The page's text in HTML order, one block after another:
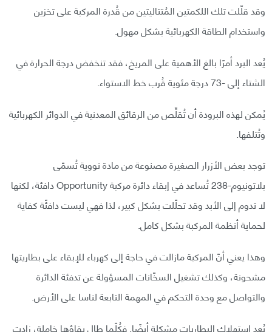
وقد قلّلت تلك اللكمتين المُتتاليتين من قُدرة المركبة على تخزين
واستخدام الطاقة الكهربائية بشكل مهول.
يُعد البرد أمرًا بالغ الأهمية على المريخ، فقد تنخفض درجة الحرارة في
الشتاء إلى -73 درجة مئوية قُرب خط الاستواء.
يُمكن لهذه البرودة أن تُقلِّص من الرقائق المعدنية في الدوائر الكهربائية
وتُتلفها.
توجد بعض الأزرار الصغيرة مصنوعة من مادة نووية تُسمّى
بلاتونيوم-238 تُساعد في إبقاء دائرة مركبة Opportunity دافئة، لكنها
لا تدوم إلى الأبد وقد تحلّلت بشكل كبير، لذا فهي ليست دافئًة كفاية
لحماية أنظمة المركبة بشكل كامل.
وهذا يعني أنّ المركبة مازالت في حاجة إلى كهرباء للإبقاء على بطاريتها
مشحونة، وكذلك تشغيل السخّانات المسؤولة عن تدفئة الدائرة
والتواصل مع وحدة التحكم في المهمة التابعة لناسا على الأرض.
يُعد استهلاك البطاريات مشكلة أيضًا. فكُلّما طال بقاؤها خامِلة، زادت